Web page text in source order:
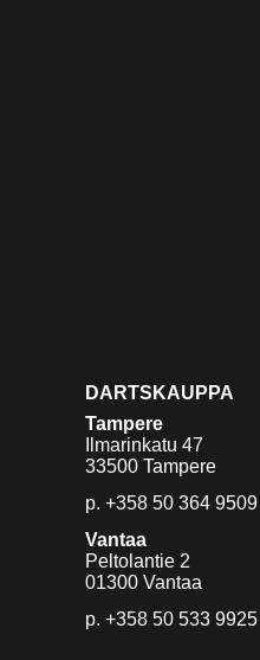
DARTSKAUPPA
Tampere
Ilmarinkatu 47
33500 Tampere
p. +358 50 364 9509
Vantaa
Peltolantie 2
01300 Vantaa
p. +358 50 533 9925